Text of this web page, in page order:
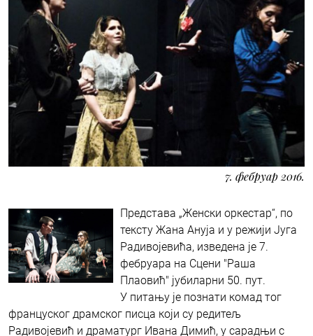
7. фебруар 2016.
Представа „Женски оркестар“, по
тексту Жана Ануја и у режији Југа
Радивојевића, изведена је 7.
фебруара на Сцени "Раша
Плаовић" јубиларни 50. пут.
У питању је познати комад тог
француског драмског писца који су редитељ
Радивојевић и драматург Ивана Димић, у сарадњи с